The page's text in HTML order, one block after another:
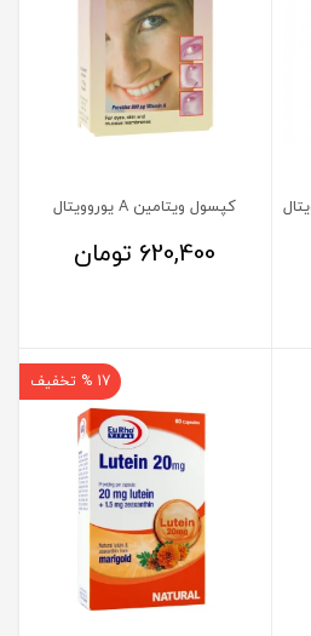
کپسول ویتامین A یوروویتال
620,400 تومان
17 % تخفیف